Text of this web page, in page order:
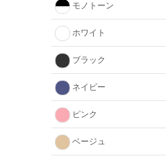
モノトーン
ホワイト
ブラック
ネイビー
ピンク
ベージュ